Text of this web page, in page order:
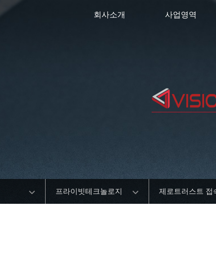
회사소개 사업영역
프라이빗테크놀로지 제로트러스트 접